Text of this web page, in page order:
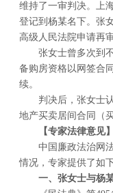
维持了一审判决。上
登记到杨某名下。张
高级人民法院申请再
张女士曾多次到不
备购房资格以网签合
续。
判决后，张女士认
地产买卖居间合同（
【专家法律意见】
中国廉政法治网法
情况，专家提供了如
一、张女士与杨